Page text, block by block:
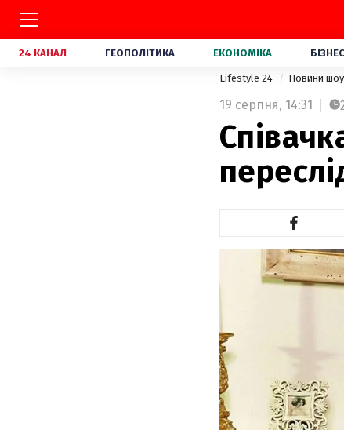
24 КАНАЛ ГЕОПОЛІТИКА ЕКОНОМІКА БІЗНЕС
Lifestyle 24 Новини
19 серпня, 14:31